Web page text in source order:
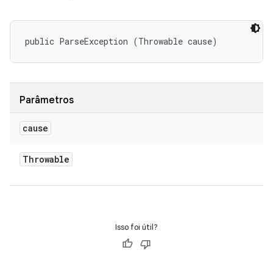
public ParseException (Throwable cause)
Parâmetros
cause
Throwable
Isso foi útil?